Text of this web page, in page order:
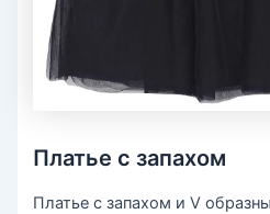
Платье с запахом
Платье с запахом и V